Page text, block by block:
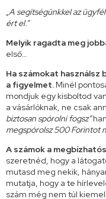
„A segítségünkkel az
ért el.”
Melyik ragadta meg
első…
Ha számokat
a figyelmet. Minél
mondjuk egy kisboltod
a vásárlóknak, ne csak
biztosan spórolni fogsz”
megspórolsz 500 Forintot
A számok a
szeretnéd, hogy a
mutasd meg nekik,
mutatja, hogy a te
szám még nem túl